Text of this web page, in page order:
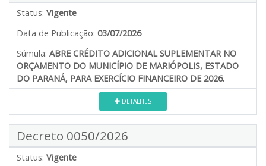
Status: Vigente
Data de Publicação: 03/07/2026
Súmula: ABRE CRÉDITO ADICIONAL SUPLEMENTAR NO
ORÇAMENTO DO MUNICÍPIO DE MARIÓPOLIS, ESTADO
DO PARANÁ, PARA EXERCÍCIO FINANCEIRO DE 2026.
DETALHES
Decreto 0050/2026
Status: Vigente